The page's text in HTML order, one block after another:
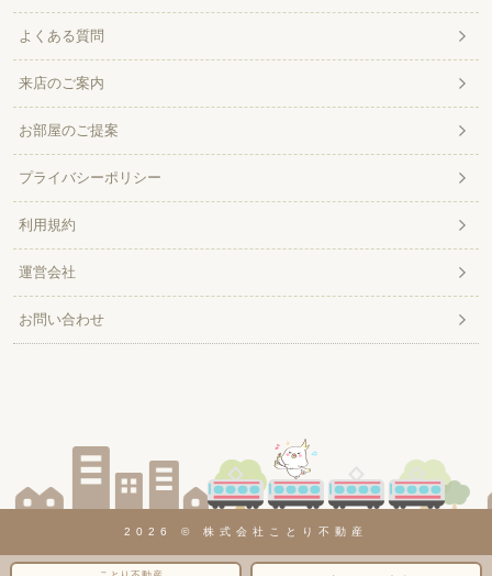
よくある質問
来店のご案内
お部屋のご提案
プライバシーポリシー
利用規約
運営会社
お問い合わせ
2026 © 株式会社ことり不動産